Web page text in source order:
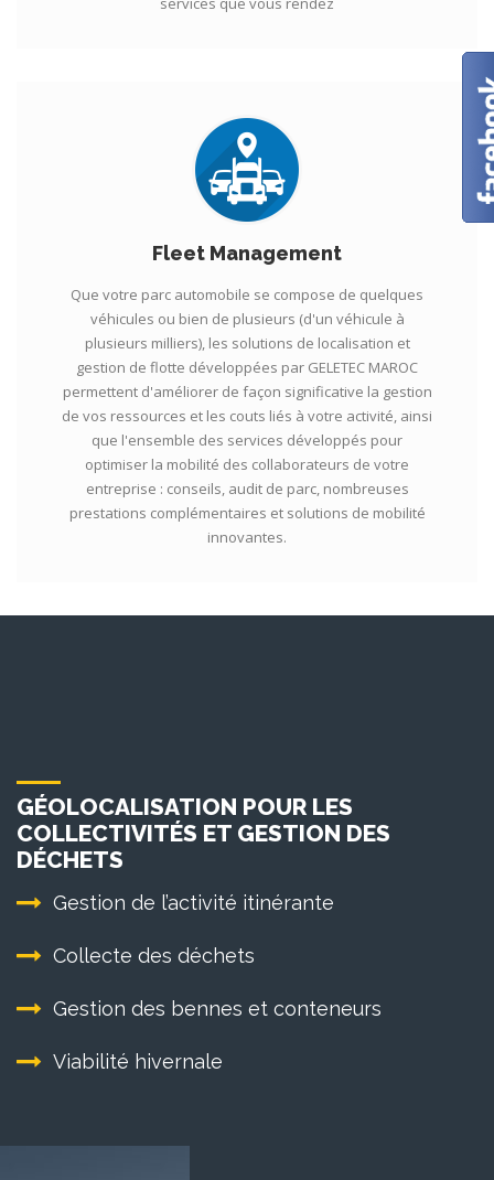
Fleet Management
Que votre parc automobile se compose de quelques
véhicules ou bien de plusieurs (d'un véhicule à
plusieurs milliers), les solutions de localisation et
gestion de flotte développées par GELETEC MAROC
permettent d'améliorer de façon significative la gestion
de vos ressources et les couts liés à votre activité, ainsi
que l'ensemble des services développés pour
optimiser la mobilité des collaborateurs de votre
entreprise : conseils, audit de parc, nombreuses
prestations complémentaires et solutions de mobilité
innovantes.
GÉOLOCALISATION POUR LES
COLLECTIVITÉS ET GESTION DES
DÉCHETS
Gestion de l’activité itinérante
Collecte des déchets
Gestion des bennes et conteneurs
Viabilité hivernale